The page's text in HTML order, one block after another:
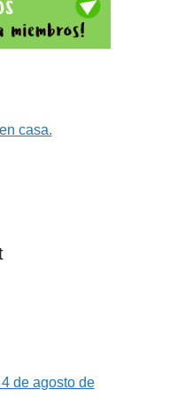
de agosto de